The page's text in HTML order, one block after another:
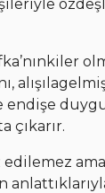
endişe
çıkarır.